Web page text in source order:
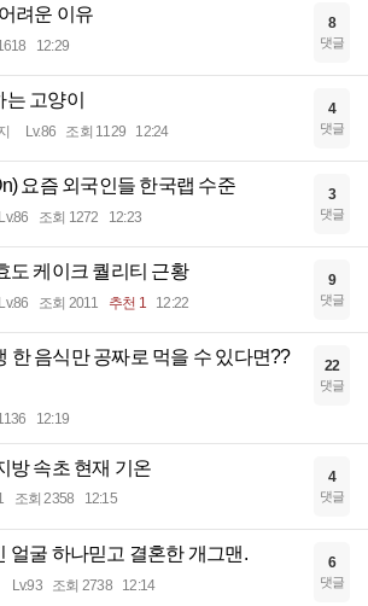
려운 이유
12:29
8
댓글
고양이
Lv.86 조회 1129 12:24
4
댓글
요즘 외국인들 한국랩 수준
Lv.86 조회 1272 12:23
3
댓글
도 케이크 퀄리티 근황
Lv.86 조회 2011 추천 1 12:22
9
댓글
한 음식만 공짜로 먹을 수 있다면??
12:19
22
댓글
방 속초 현재 기온
조회 2358 12:15
4
댓글
얼굴 하나믿고 결혼한 개그맨.
Lv.93 조회 2738 12:14
6
댓글